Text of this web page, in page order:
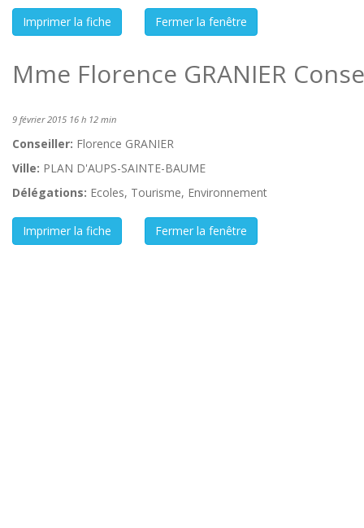
Mme Florence GRANIER
9 février 2015 16 h 12 min
Conseiller: Florence GRANIER
Ville: PLAN D'AUPS-SAINTE-BAUME
Délégations: Ecoles, Tourisme, Environnement